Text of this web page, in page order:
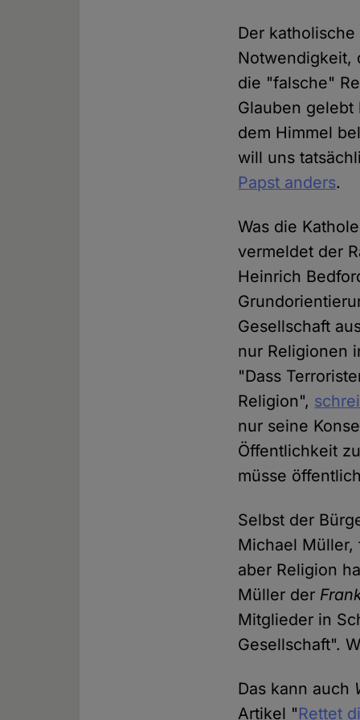
Der
Notwendigkeit,
die "falsche"
Glauben
dem Himmel
will uns
Papst anders.
Was die
vermeldet der
Heinrich
Gesellschaft
nur Religionen
"Dass
Religion",
nur seine
Öffentlichkeit
müsse
Selbst der
Michael Müller,
aber Religion
Müller der
Mitglieder in
Gesellschaft".
Das kann auch
Artikel "Rettet